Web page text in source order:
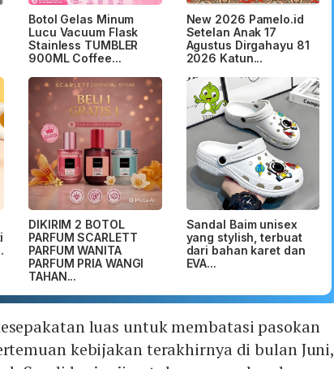
Botol Gelas Minum
Lucu Vacuum Flask
Stainless TUMBLER
900ML Coffee...
New 2026 Pamelo.id
Setelan Anak 17
Agustus Dirgahayu 81
2026 Katun...
DIKIRIM 2 BOTOL
PARFUM SCARLETT
PARFUM WANITA
PARFUM PRIA WANGI
TAHAN...
Sandal Baim unisex
yang stylish, terbuat
dari bahan karet dan
EVA...
luas untuk membatasi pasokan
kebijakan terakhirnya di bulan Juni,